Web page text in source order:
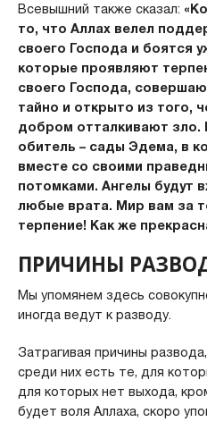
Всевышний также сказал:
то, что Аллах велел
своего Господа и боятся
которые проявляют
своего Господа,
тайно и открыто из того,
добром отталкивают зло.
обитель – сады Эдема, в
вместе со своими
потомками. Ангелы будут
любые врата. Мир вам за
терпение! Как же
ПРИЧИНЫ
Мы упомянем здесь
иногда ведут к разводу.
Затрагивая причины
среди них есть те, для
для которых нет выхода,
будет воля Аллаха, скоро